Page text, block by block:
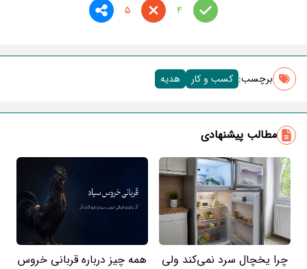
4
5
برچسب‌: کسب و کار هدیه
مطالب پیشنهادی
چرا یخچال سرد نمی‌کند ولی
همه چیز درباره قربانی خروس